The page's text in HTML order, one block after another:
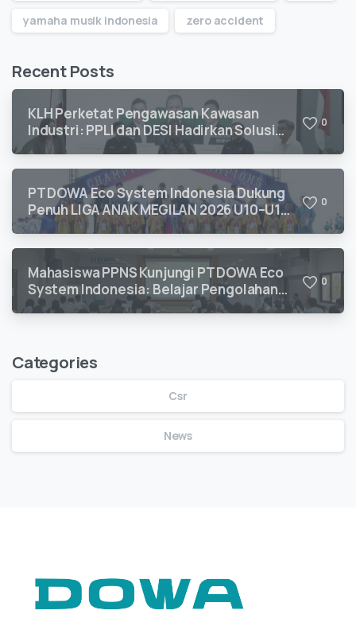
yamaha musik indonesia zero accident
Recent Posts
KLH Perketat Pengawasan Kawasan
Industri: PPLI dan DESI Hadirkan Solusi
Kepatuhan Lingkungan
0
PT DOWA Eco System Indonesia Dukung
Penuh LIGA ANAK MEGILAN 2026 U10–U12
untuk Pengembangan Talenta Sepak Bola
0
Mahasiswa PPNS Kunjungi PT DOWA Eco
System Indonesia: Belajar Pengolahan
Limbah B3 Langsung dari Ahlinya
0
Categories
Csr
News